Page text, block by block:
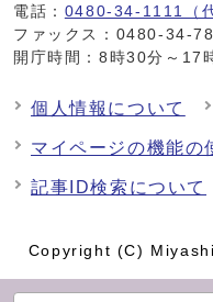
電話： 0480-34-1111（代
ファックス：0480-34-
開庁時間：8時30分～17
個人情報について
マイページの機能の
記事ID検索について
Copyright (C)